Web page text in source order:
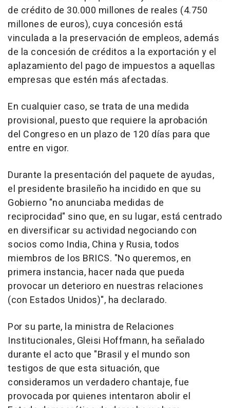
de crédito de 30.000 millones de reales (4.750
millones de euros), cuya concesión está
vinculada a la preservación de empleos, además
de la concesión de créditos a la exportación y el
aplazamiento del pago de impuestos a aquellas
empresas que estén más afectadas.
En cualquier caso, se trata de una medida
provisional, puesto que requiere la aprobación
del Congreso en un plazo de 120 días para que
entre en vigor.
Durante la presentación del paquete de ayudas,
el presidente brasileño ha incidido en que su
Gobierno "no anunciaba medidas de
reciprocidad" sino que, en su lugar, está centrado
en diversificar su actividad negociando con
socios como India, China y Rusia, todos
miembros de los BRICS. "No queremos, en
primera instancia, hacer nada que pueda
provocar un deterioro en nuestras relaciones
(con Estados Unidos)", ha declarado.
Por su parte, la ministra de Relaciones
Institucionales, Gleisi Hoffmann, ha señalado
durante el acto que "Brasil y el mundo son
testigos de que esta situación, que
consideramos un verdadero chantaje, fue
provocada por quienes intentaron abolir el